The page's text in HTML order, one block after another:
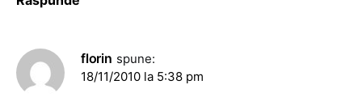
florin spune:
18/11/2010 la 5:38 pm